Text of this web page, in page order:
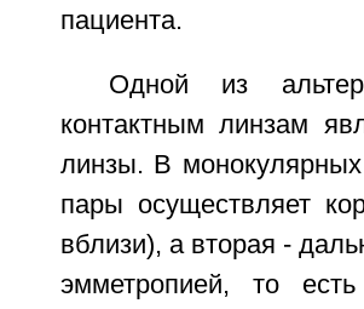
пациента.
Одной из
контактным линзам
линзы. В
пары осуществляет
вблизи), а вторая -
эмметропией, то